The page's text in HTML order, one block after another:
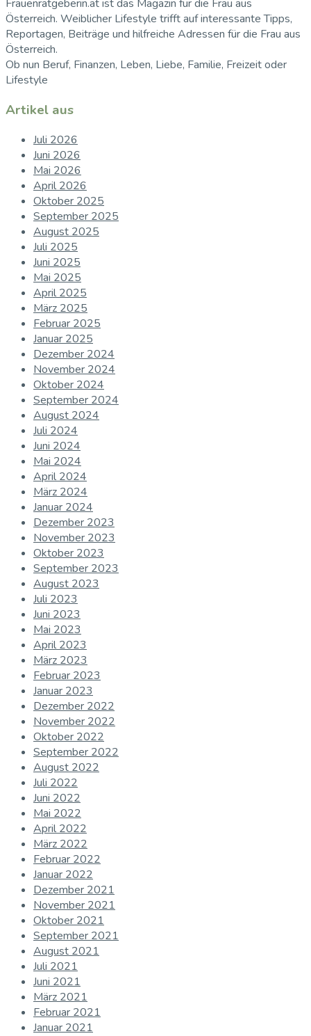
Frauenratgeberin.at ist das Magazin für die Frau aus
Österreich. Weiblicher Lifestyle trifft auf interessante Tipps,
Reportagen, Beiträge und hilfreiche Adressen für die Frau aus
Österreich.
Ob nun Beruf, Finanzen, Leben, Liebe, Familie, Freizeit oder
Lifestyle
Artikel aus
Juli 2026
Juni 2026
Mai 2026
April 2026
Oktober 2025
September 2025
August 2025
Juli 2025
Juni 2025
Mai 2025
April 2025
März 2025
Februar 2025
Januar 2025
Dezember 2024
November 2024
Oktober 2024
September 2024
August 2024
Juli 2024
Juni 2024
Mai 2024
April 2024
März 2024
Januar 2024
Dezember 2023
November 2023
Oktober 2023
September 2023
August 2023
Juli 2023
Juni 2023
Mai 2023
April 2023
März 2023
Februar 2023
Januar 2023
Dezember 2022
November 2022
Oktober 2022
September 2022
August 2022
Juli 2022
Juni 2022
Mai 2022
April 2022
März 2022
Februar 2022
Januar 2022
Dezember 2021
November 2021
Oktober 2021
September 2021
August 2021
Juli 2021
Juni 2021
März 2021
Februar 2021
Januar 2021